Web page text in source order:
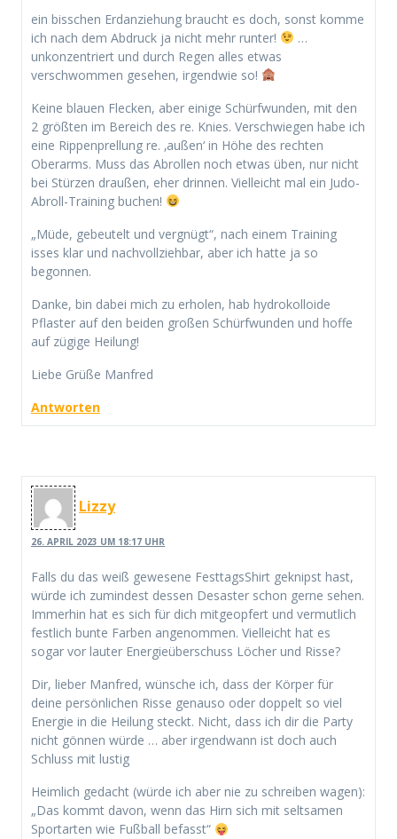
ein bisschen Erdanziehung braucht es doch, sonst komme
ich nach dem Abdruck ja nicht mehr runter!
…
unkonzentriert und durch Regen alles etwas
verschwommen gesehen, irgendwie so!
Keine blauen Flecken, aber einige Schürfwunden, mit den
2 größten im Bereich des re. Knies. Verschwiegen habe ich
eine Rippenprellung re. ‚außen‘ in Höhe des rechten
Oberarms. Muss das Abrollen noch etwas üben, nur nicht
bei Stürzen draußen, eher drinnen. Vielleicht mal ein Judo-
Abroll-Training buchen!
„Müde, gebeutelt und vergnügt“, nach einem Training
isses klar und nachvollziehbar, aber ich hatte ja so
begonnen.
Danke, bin dabei mich zu erholen, hab hydrokolloide
Pflaster auf den beiden großen Schürfwunden und hoffe
auf zügige Heilung!
Liebe Grüße Manfred
Antworten
Lizzy
26. APRIL 2023 UM 18:17 UHR
Falls du das weiß gewesene FesttagsShirt geknipst hast,
würde ich zumindest dessen Desaster schon gerne sehen.
Immerhin hat es sich für dich mitgeopfert und vermutlich
festlich bunte Farben angenommen. Vielleicht hat es
sogar vor lauter Energieüberschuss Löcher und Risse?
Dir, lieber Manfred, wünsche ich, dass der Körper für
deine persönlichen Risse genauso oder doppelt so viel
Energie in die Heilung steckt. Nicht, dass ich dir die Party
nicht gönnen würde … aber irgendwann ist doch auch
Schluss mit lustig
Heimlich gedacht (würde ich aber nie zu schreiben wagen):
„Das kommt davon, wenn das Hirn sich mit seltsamen
Sportarten wie Fußball befasst“